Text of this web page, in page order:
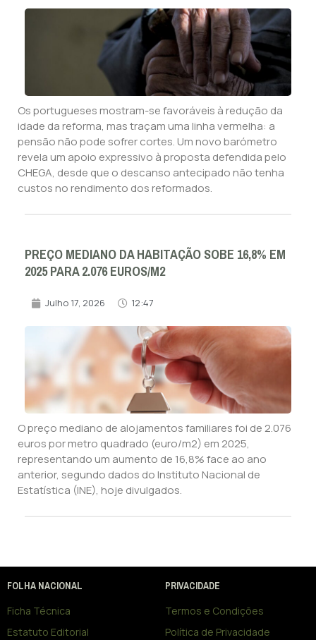
Os portugueses mostram-se favoráveis à redução da
idade da reforma, mas traçam uma linha vermelha: a
pensão não pode sofrer cortes. Um novo barómetro
revela um apoio expressivo à proposta defendida pelo
CHEGA, desde que o descanso antecipado não tenha
custos no rendimento dos reformados.
PREÇO MEDIANO DA HABITAÇÃO SOBE 16,8% EM
2025 PARA 2.076 EUROS/M2
Julho 17, 2026 12:47
O preço mediano de alojamentos familiares foi de 2.076
euros por metro quadrado (euro/m2) em 2025,
representando um aumento de 16,8% face ao ano
anterior, segundo dados do Instituto Nacional de
Estatística (INE), hoje divulgados.
FOLHA NACIONAL
Ficha Técnica
Estatuto Editorial
PRIVACIDADE
Termos e Condições
Política de Privacidade